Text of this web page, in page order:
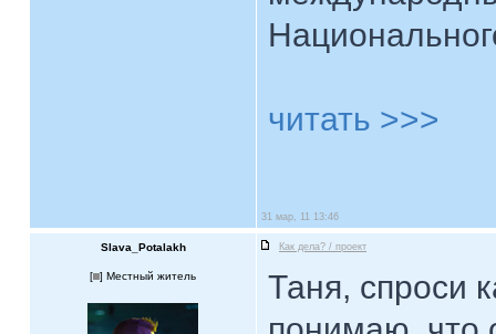
читать >>>
31 мар, 11 13:46
Slava_Potalakh Как дела? / проект
[ ] Местный житель
Таня, спроси